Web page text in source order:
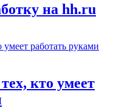
на hh.ru
кто умеет